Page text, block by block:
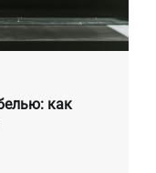
как